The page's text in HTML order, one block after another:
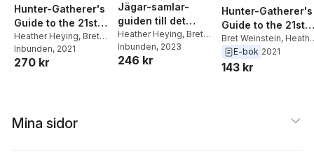
Hunter-Gatherer's
Guide to the 21st
Century
Heather Heying, Bret
Weinstein
Inbunden, 2021
270 kr
Jägar-samlar-
guiden till det
tjugoförsta
århundradet :
evolution och det
Heather Heying, Bret
Weinstein
Inbunden, 2023
246 kr
Hunter-Gatherer's
Guide to the 21st
Century
Bret Weinstein,
Heying
E-bok 2021
143 kr
Mina sidor